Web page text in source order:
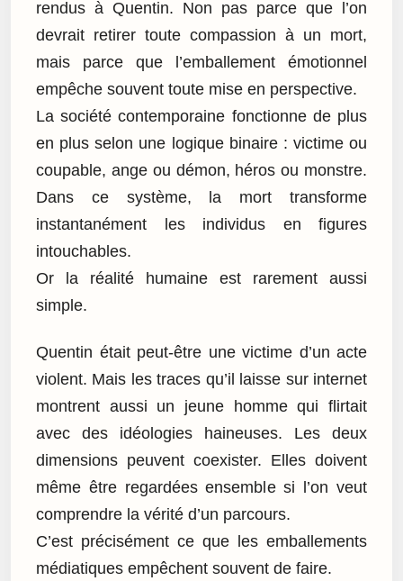
rendus à Quentin. Non pas parce que l’on
devrait retirer toute compassion à un mort,
mais parce que l’emballement émotionnel
empêche souvent toute mise en perspective.
La société contemporaine fonctionne de plus
en plus selon une logique binaire : victime ou
coupable, ange ou démon, héros ou monstre.
Dans ce système, la mort transforme
instantanément les individus en figures
intouchables.
Or la réalité humaine est rarement aussi
simple.
Quentin était peut-être une victime d’un acte
violent. Mais les traces qu’il laisse sur internet
montrent aussi un jeune homme qui flirtait
avec des idéologies haineuses. Les deux
dimensions peuvent coexister. Elles doivent
même être regardées ensemble si l’on veut
comprendre la vérité d’un parcours.
C’est précisément ce que les emballements
médiatiques empêchent souvent de faire.